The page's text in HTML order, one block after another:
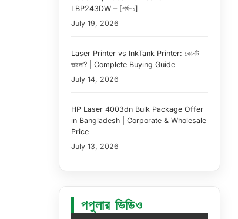
LBP243DW – [পর্ব-১]
July 19, 2026
Laser Printer vs InkTank Printer: কোনটি
ভালো? | Complete Buying Guide
July 14, 2026
HP Laser 4003dn Bulk Package Offer
in Bangladesh | Corporate & Wholesale
Price
July 13, 2026
পপুলার ভিডিও